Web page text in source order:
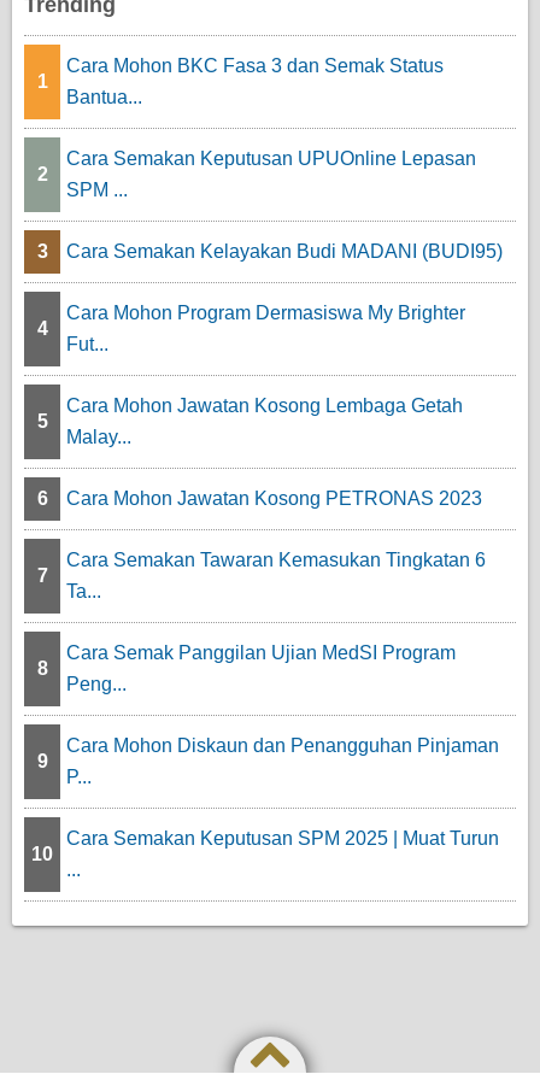
Trending
1
Cara Mohon BKC Fasa 3 dan Semak Status
Bantua...
2
Cara Semakan Keputusan UPUOnline Lepasan
SPM ...
3 Cara Semakan Kelayakan Budi MADANI (BUDI95)
4
Cara Mohon Program Dermasiswa My Brighter
Fut...
5
Cara Mohon Jawatan Kosong Lembaga Getah
Malay...
6 Cara Mohon Jawatan Kosong PETRONAS 2023
7
Cara Semakan Tawaran Kemasukan Tingkatan 6
Ta...
8
Cara Semak Panggilan Ujian MedSI Program
Peng...
9
Cara Mohon Diskaun dan Penangguhan Pinjaman
P...
10
Cara Semakan Keputusan SPM 2025 | Muat Turun
...